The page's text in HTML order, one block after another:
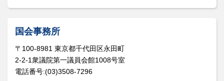
国会事務所
〒100-8981 東京都千代田区永田町
2-2-1衆議院第一議員会館1008号室
電話番号:(03)3508-7296